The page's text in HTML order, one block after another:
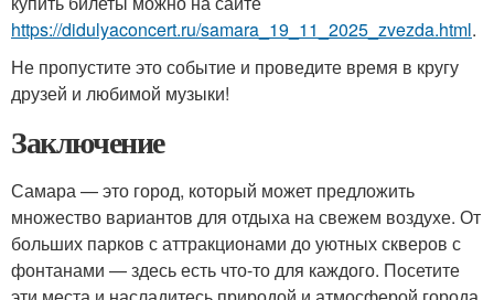
https://didulyaconcert.ru/samara_19_11_2025_zvezda.html.
Не пропустите это событие и проведите время в кругу
друзей и любимой музыки!
Заключение
Самара — это город, который может предложить
множество вариантов для отдыха на свежем воздухе. От
больших парков с аттракционами до уютных скверов с
фонтанами — здесь есть что-то для каждого. Посетите